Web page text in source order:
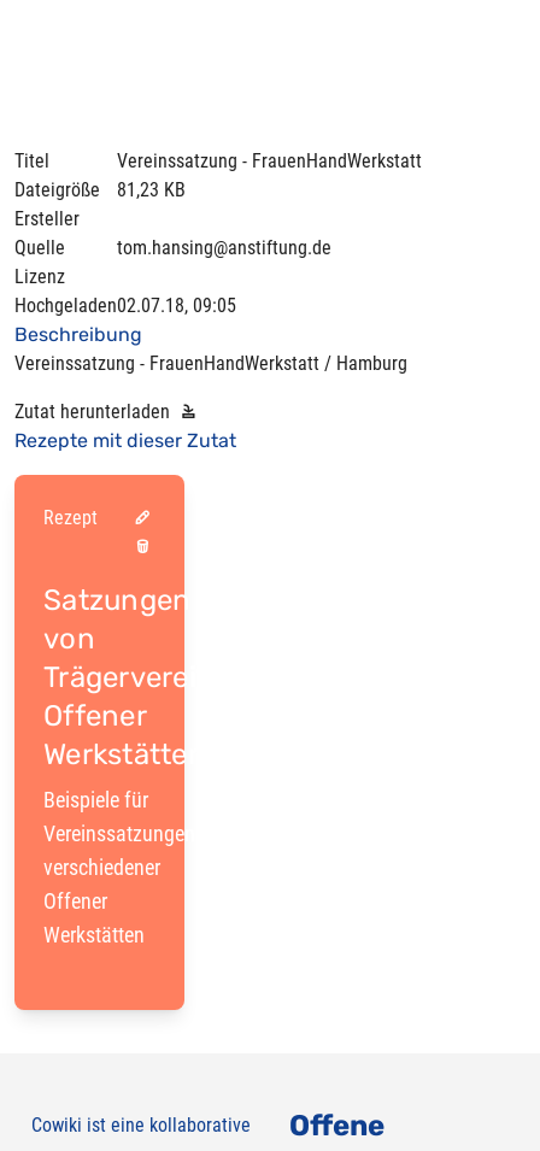
Titel
Vereinssatzung - FrauenHandWerkstatt
Dateigröße
81,23 KB
Ersteller
Quelle
tom.hansing@anstiftung.de
Lizenz
Hochgeladen02.07.18, 09:05
Beschreibung
Vereinssatzung - FrauenHandWerkstatt / Hamburg
Zutat herunterladen
Rezepte mit dieser Zutat
Rezept
Satzungen
von
Trägervereinen
Offener
Werkstätten
Beispiele für
Vereinssatzungen
verschiedener
Offener
Werkstätten
Cowiki ist eine kollaborative Offene